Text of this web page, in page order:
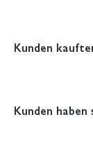
Kunden
Kunden haben